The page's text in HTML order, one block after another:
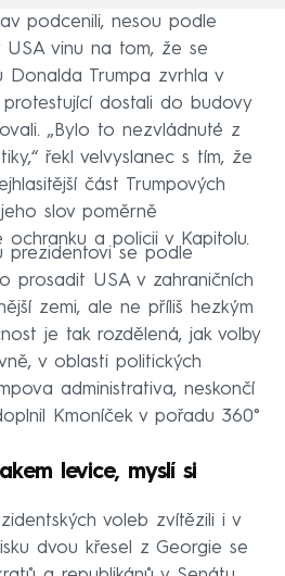
podcenili, nesou podle
USA vinu na tom, že se
Donalda Trumpa zvrhla v
dostali do budovy
„Bylo to nezvládnuté z
řekl velvyslanec s tím, že
část Trumpových
slov poměrně
ochranku a policii v Kapitolu.
prezidentovi se podle
prosadit USA v zahraničních
zemi, ale ne příliš hezkým
je tak rozdělená, jak volby
v oblasti politických
administrativa, neskončí
Kmoníček v pořadu 360°
levice, myslí si
voleb zvítězili i v
dvou křesel z Georgie se